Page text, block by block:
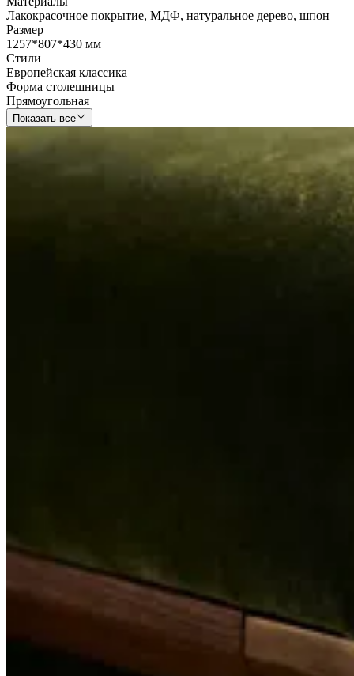
Лакокрасочное покрытие, МДФ, натуральное дерево, шпон
Размер
1257*807*430 мм
Стили
Европейская классика
Форма столешницы
Прямоугольная
Показать все